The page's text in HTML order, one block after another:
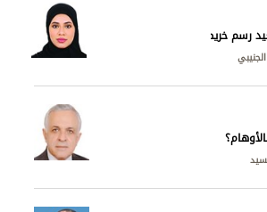
خريطة التوتر في البحر الأحمر